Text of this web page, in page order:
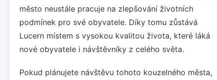
město neustále pracuje na zlepšování životních
podmínek pro své obyvatele. Díky tomu zůstává
Lucern místem s vysokou kvalitou života, které láká
nové obyvatele i návštěvníky z celého světa.
Pokud plánujete návštěvu tohoto kouzelného města,